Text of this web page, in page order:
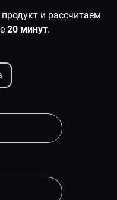
и рассчитаем
20 минут.